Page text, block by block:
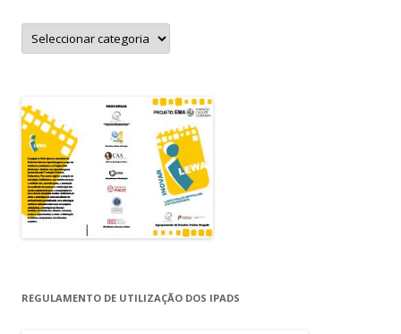
Temas:
REGULAMENTO DE UTILIZAÇÃO DOS IPADS